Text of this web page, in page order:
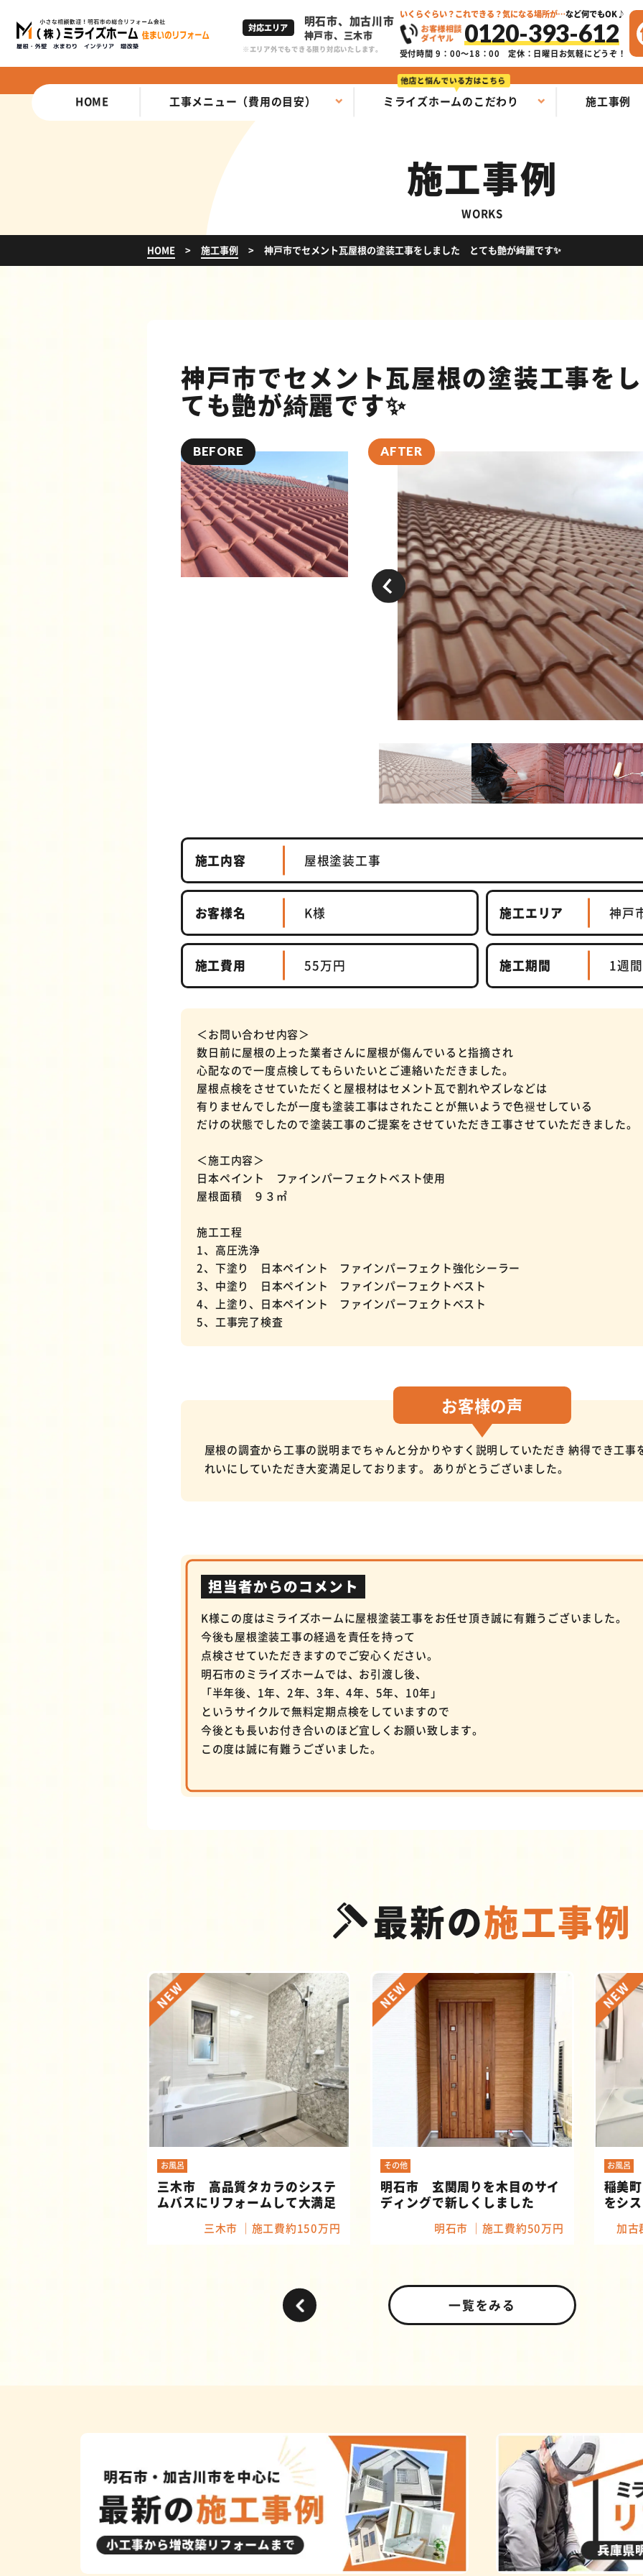
対応エリア 明石市、加古川市
神戸市、三木市
エリア外でもできる限り対応いたします。
いくらぐらい？これできる？気になる場所が…など何でもOK♪
0120-393-612
受付時間 9：00～18：00 定休：日曜日お気軽にどうぞ！
HOME 工事メニュー（費用の目安） ミライズホームのこだわり 施工事例
施工事例
WORKS
HOME 施工事例 神戸市でセメント瓦屋根の塗装工事をしました とても艶が綺麗です✨
神戸市でセメント瓦屋根の塗装工事を
ても艶が綺麗です✨
施工内容 屋根塗装工事
お客様名 K様 施工エリア 神戸
施工費用 55万円 施工期間 1週間
＜お問い合わせ内容＞
数日前に屋根の上った業者さんに屋根が傷んでいると指摘され
心配なので一度点検してもらいたいとご連絡いただきました。
屋根点検をさせていただくと屋根材はセメント瓦で割れやズレなどは
有りませんでしたが一度も塗装工事はされたことが無いようで色褪せしている
だけの状態でしたので塗装工事のご提案をさせていただき工事させていただきました。
＜施工内容＞
日本ペイント ファインパーフェクトベスト使用
屋根面積 ９３㎡
施工工程
1、高圧洗浄
2、下塗り 日本ペイント ファインパーフェクト強化シーラー
3、中塗り 日本ペイント ファインパーフェクトベスト
4、上塗り、日本ペイント ファインパーフェクトベスト
5、工事完了検査
お客様の声
屋根の調査から工事の説明までちゃんと分かりやすく説明していただき 納得でき工事
れいにしていただき大変満足しております。 ありがとうございました。
担当者からのコメント
K様この度はミライズホームに屋根塗装工事をお任せ頂き誠に有難うございました。
今後も屋根塗装工事の経過を責任を持って
点検させていただきますのでご安心ください。
明石市のミライズホームでは、お引渡し後、
「半年後、1年、2年、3年、4年、5年、10年」
というサイクルで無料定期点検をしていますので
今後とも長いお付き合いのほど宜しくお願い致します。
この度は誠に有難うございました。
最新の施工事例
お風呂
三木市 高品質タカラのシステ
ムバスにリフォームして大満足
三木市 施工費約150万円
その他
明石市 玄関周りを木目のサイ
ディングで新しくしました
明石市 施工費約50万円
お風呂
稲美
をシ
加古
一覧をみる